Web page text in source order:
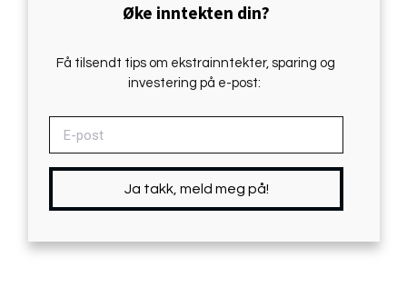
Øke inntekten din?
Få tilsendt tips om ekstrainntekter, sparing og
investering på e-post:
Ja takk, meld meg på!